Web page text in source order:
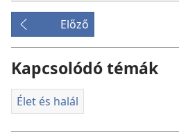
Előző
Kapcsolódó témák
Élet és halál